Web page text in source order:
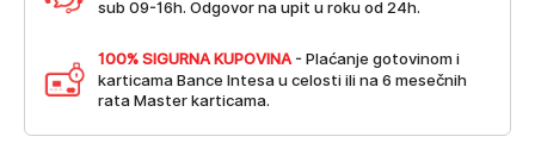
sub 09-16h. Odgovor na upit u roku od 24h.
100% SIGURNA KUPOVINA - Plaćanje gotovinom i
karticama Bance Intesa u celosti ili na 6 mesečnih
rata Master karticama.